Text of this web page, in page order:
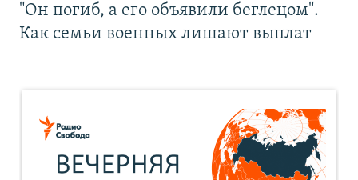
"Он погиб, а его объявили беглецом".
Как семьи военных лишают выплат